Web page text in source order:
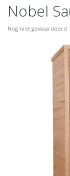
Nobel
Nog niet gewaardeerd